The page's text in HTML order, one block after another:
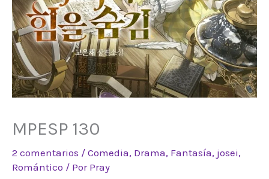
MPESP 130
2 comentarios / Comedia, Drama, Fantasía, josei,
Romántico / Por Pray